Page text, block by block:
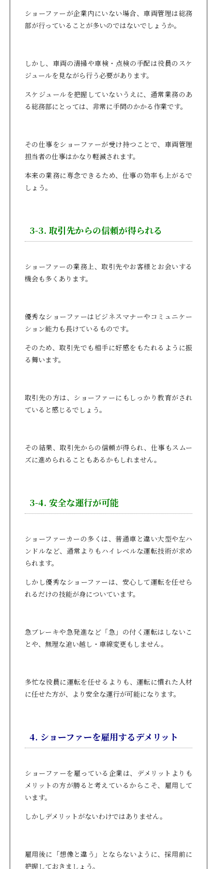
ショーファーが企業内にいない場合、車両管理は総務
部が行っていることが多いのではないでしょうか。
しかし、車両の清掃や車検・点検の手配は役員のスケ
ジュールを見ながら行う必要があります。
スケジュールを把握していないうえに、通常業務のあ
る総務部にとっては、非常に手間のかかる作業です。
その仕事をショーファーが受け持つことで、車両管理
担当者の仕事はかなり軽減されます。
本来の業務に専念できるため、仕事の効率も上がるで
しょう。
3-3. 取引先からの信頼が得られる
ショーファーの業務上、取引先やお客様とお会いする
機会も多くあります。
優秀なショーファーはビジネスマナーやコミュニケー
ション能力も長けているものです。
そのため、取引先でも相手に好感をもたれるように振
る舞います。
取引先の方は、ショーファーにもしっかり教育がされ
ていると感じるでしょう。
その結果、取引先からの信頼が得られ、仕事もスムー
ズに進められることもあるかもしれません。
3-4. 安全な運行が可能
ショーファーカーの多くは、普通車と違い大型や左ハ
ンドルなど、通常よりもハイレベルな運転技術が求め
られます。
しかし優秀なショーファーは、安心して運転を任せら
れるだけの技能が身についています。
急ブレーキや急発進など「急」の付く運転はしないこ
とや、無理な追い越し・車線変更もしません。
多忙な役員に運転を任せるよりも、運転に慣れた人材
に任せた方が、より安全な運行が可能になります。
4. ショーファーを雇用するデメリット
ショーファーを雇っている企業は、デメリットよりも
メリットの方が勝ると考えているからこそ、雇用して
います。
しかしデメリットがないわけではありません。
雇用後に「想像と違う」とならないように、採用前に
把握しておきましょう。